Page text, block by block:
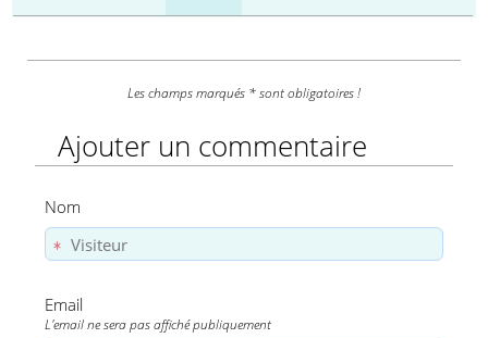
Les champs marqués * sont obligatoires !
Ajouter un commentaire
Nom
Email
L'email ne sera pas affiché publiquement